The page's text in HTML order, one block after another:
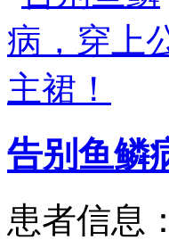
告别鱼鳞
患者信息